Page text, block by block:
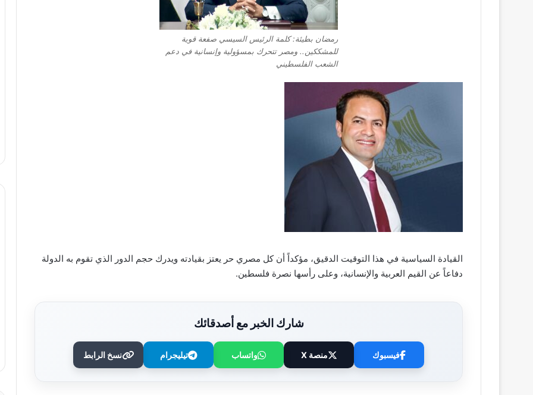
رمضان بطيئة: كلمة الرئيس السيسي صفعة قوية
للمشككين.. ومصر تتحرك بمسؤولية وإنسانية في دعم
الشعب الفلسطيني
القيادة السياسية في هذا التوقيت الدقيق، مؤكداً أن كل مصري حر يعتز بقيادته ويدرك حجم الدور الذي تقوم به الدولة
دفاعاً عن القيم العربية والإنسانية، وعلى رأسها نصرة فلسطين.
شارك الخبر مع أصدقائك
فيسبوك منصة X واتساب تيليجرام نسخ الرابط